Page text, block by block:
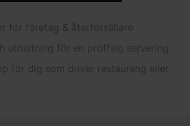
för företag & återförsäljare
utrustning för en proffsig servering
för dig som driver restaurang eller